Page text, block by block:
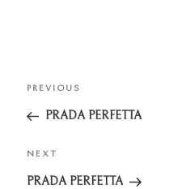
Previous
Post
PREVIOUS
PRADA PERFETTA
Next
Post
NEXT
PRADA PERFETTA